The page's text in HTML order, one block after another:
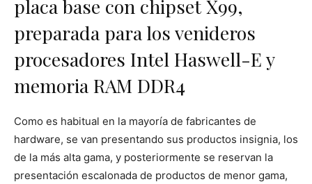
placa base con chipset X99,
preparada para los venideros
procesadores Intel Haswell-E y
memoria RAM DDR4
Como es habitual en la mayoría de fabricantes de
hardware, se van presentando sus productos insignia, los
de la más alta gama, y posteriormente se reservan la
presentación escalonada de productos de menor gama,